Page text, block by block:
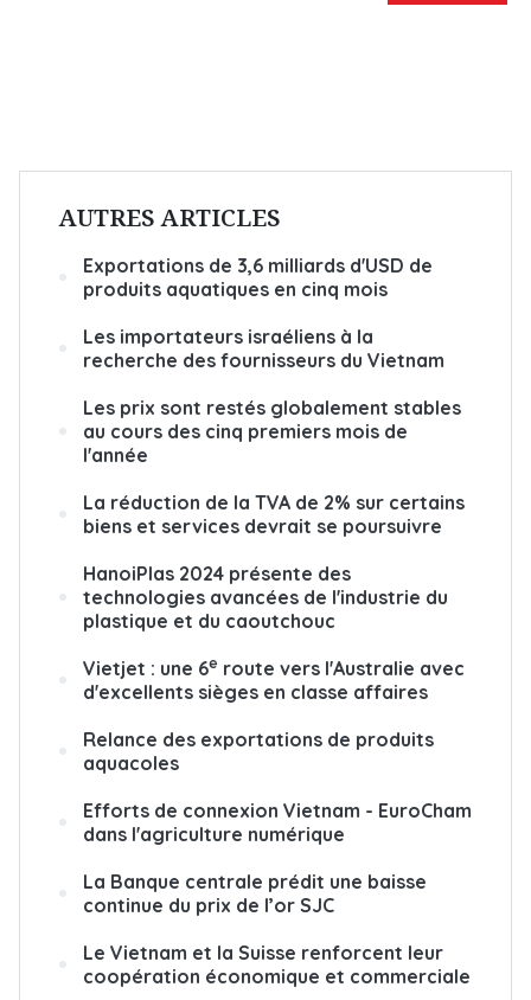
AUTRES ARTICLES
Exportations de 3,6 milliards d'USD de
produits aquatiques en cinq mois
Les importateurs israéliens à la
recherche des fournisseurs du Vietnam
Les prix sont restés globalement stables
au cours des cinq premiers mois de
l'année
La réduction de la TVA de 2% sur certains
biens et services devrait se poursuivre
HanoiPlas 2024 présente des
technologies avancées de l'industrie du
plastique et du caoutchouc
Vietjet : une 6e route vers l'Australie avec
d'excellents sièges en classe affaires
Relance des exportations de produits
aquacoles
Efforts de connexion Vietnam - EuroCham
dans l'agriculture numérique
La Banque centrale prédit une baisse
continue du prix de l’or SJC
Le Vietnam et la Suisse renforcent leur
coopération économique et commerciale